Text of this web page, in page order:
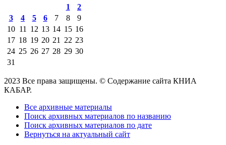
1
2
3
4 5 6 7 8
9
10 11 12 13 14 15 16
17 18 19 20 21 22 23
24 25 26 27 28 29 30
31
2023 Все права защищены. © Содержание сайта КНИА
КАБАР.
Все архивные материалы
Поиск архивных материалов по названию
Поиск архивных материалов по дате
Вернуться на актуальный сайт